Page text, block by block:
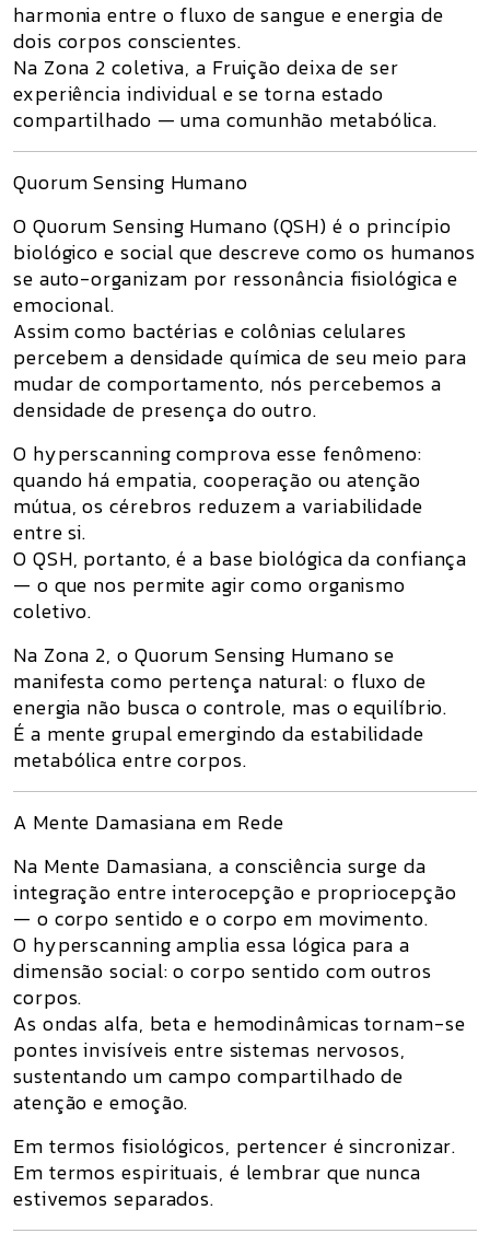
harmonia entre o fluxo de sangue e energia de
dois corpos conscientes.
Na Zona 2 coletiva, a Fruição deixa de ser
experiência individual e se torna estado
compartilhado — uma comunhão metabólica.
Quorum Sensing Humano
O Quorum Sensing Humano (QSH) é o princípio
biológico e social que descreve como os humanos
se auto-organizam por ressonância fisiológica e
emocional.
Assim como bactérias e colônias celulares
percebem a densidade química de seu meio para
mudar de comportamento, nós percebemos a
densidade de presença do outro.
O hyperscanningcomprova esse fenômeno:
quando há empatia, cooperação ou atenção
mútua,os cérebros reduzem a variabilidade
entre si.
O QSH, portanto, éa base biológica da confiança
— o que nos permite agir como organismo
coletivo.
Na Zona 2, o Quorum Sensing Humano se
manifesta como pertença natural: o fluxo de
energia não busca o controle, mas o equilíbrio.
É a mente grupal emergindo da estabilidade
metabólica entre corpos.
A Mente Damasiana em Rede
Na Mente Damasiana, a consciência surge da
integração entre interocepção e propriocepção
— o corpo sentido e o corpo em movimento.
O hyperscanningamplia essa lógica para a
dimensão social:o corpo sentido com outros
corpos.
As ondas alfa, beta e hemodinâmicas tornam-se
pontes invisíveis entre sistemas nervosos,
sustentando um campo compartilhado de
atenção e emoção.
Em termos fisiológicos, pertencer é sincronizar.
Em termos espirituais, é lembrar que nunca
estivemos separados.